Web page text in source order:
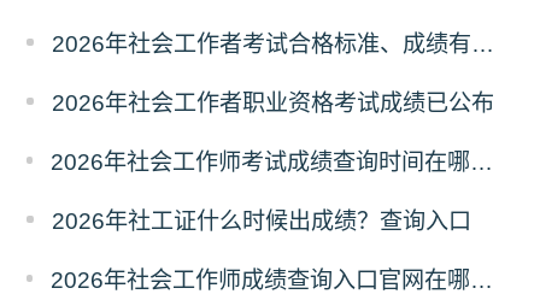
2026年社会工作者考试合格标准、成绩有效期
2026年社会工作者职业资格考试成绩已公布
2026年社会工作师考试成绩查询时间在哪天？历年成绩查询时间
2026年社工证什么时候出成绩？查询入口
2026年社会工作师成绩查询入口官网在哪？怎么查询？